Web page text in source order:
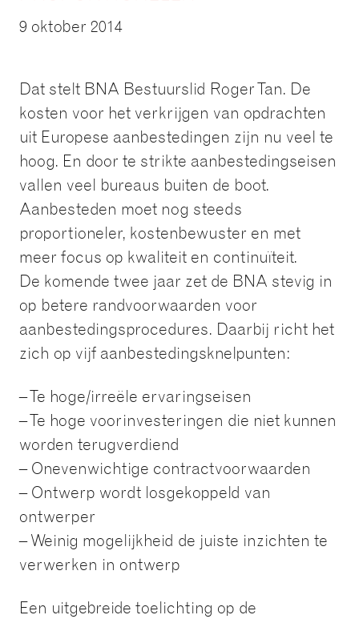
9 oktober 2014
Dat stelt BNA Bestuurslid Roger Tan. De
kosten voor het verkrijgen van opdrachten
uit Europese aanbestedingen zijn nu veel te
hoog. En door te strikte aanbestedingseisen
vallen veel bureaus buiten de boot.
Aanbesteden moet nog steeds
proportioneler, kostenbewuster en met
meer focus op kwaliteit en continuïteit.
De komende twee jaar zet de BNA stevig in
op betere randvoorwaarden voor
aanbestedingsprocedures. Daarbij richt het
zich op vijf aanbestedingsknelpunten:
– Te hoge/irreële ervaringseisen
– Te hoge voorinvesteringen die niet kunnen
worden terugverdiend
– Onevenwichtige contractvoorwaarden
– Ontwerp wordt losgekoppeld van
ontwerper
– Weinig mogelijkheid de juiste inzichten te
verwerken in ontwerp
Een uitgebreide toelichting op de